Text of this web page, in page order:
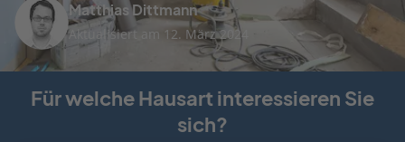
Matthias Dittmann
Aktualisiert am 12. März 2024
Für welche Hausart interessieren Sie
sich?